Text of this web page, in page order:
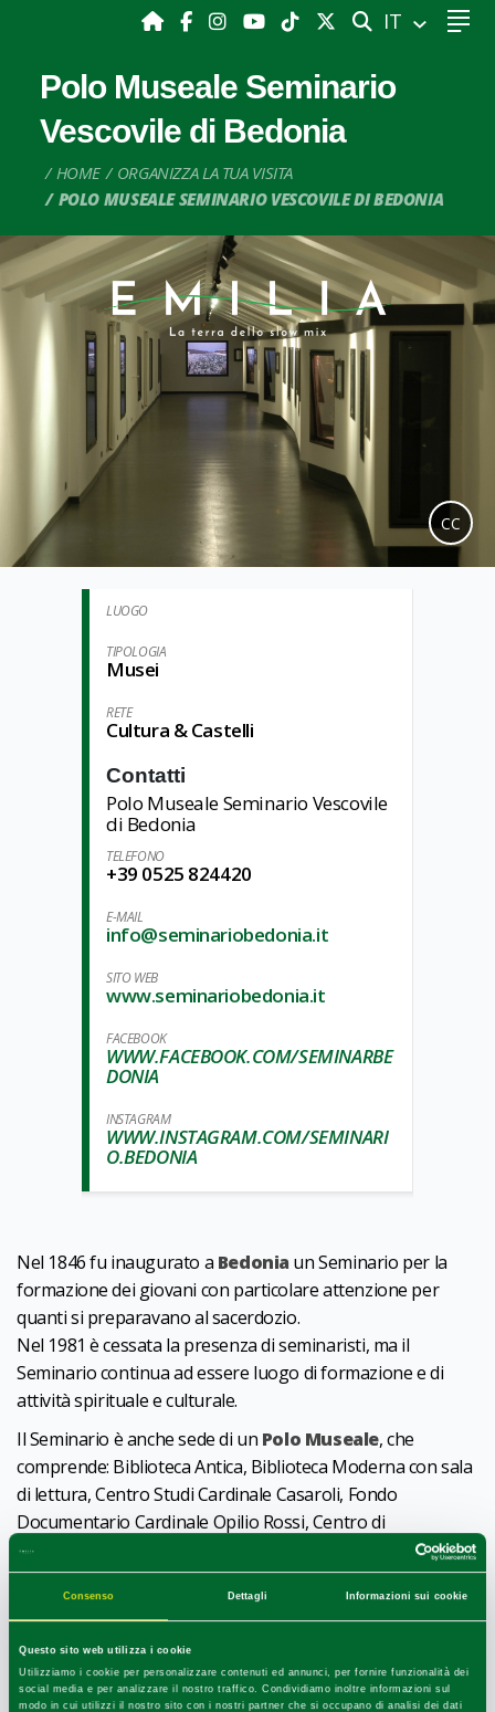
Consenso Dettagli Informazioni sui cookie
Questo sito web utilizza i cookie
Utilizziamo i cookie per personalizzare contenuti ed annunci, per fornire funzionalità dei
social media e per analizzare il nostro traffico. Condividiamo inoltre informazioni sul
modo in cui utilizzi il nostro sito con i nostri partner che si occupano di analisi dei dati
CERCA
IT
Polo Museale Seminario
Vescovile di Bedonia
HOME
ORGANIZZA LA TUA VISITA
POLO MUSEALE SEMINARIO VESCOVILE DI BEDONIA
CC
LUOGO
TIPOLOGIA
Musei
RETE
Cultura & Castelli
Contatti
Polo Museale Seminario Vescovile
di Bedonia
TELEFONO
+39 0525 824420
E-MAIL
info@seminariobedonia.it
SITO WEB
www.seminariobedonia.it
FACEBOOK
WWW.FACEBOOK.COM/SEMINARBE
DONIA
INSTAGRAM
WWW.INSTAGRAM.COM/SEMINARI
O.BEDONIA
Nel 1846 fu inaugurato a Bedonia un Seminario per la
formazione dei giovani con particolare attenzione per
quanti si preparavano al sacerdozio.
Nel 1981 è cessata la presenza di seminaristi, ma il
Seminario continua ad essere luogo di formazione e di
attività spirituale e culturale.
Il Seminario è anche sede di un Polo Museale, che
comprende: Biblioteca Antica, Biblioteca Moderna con sala
di lettura, Centro Studi Cardinale Casaroli, Fondo
Documentario Cardinale Opilio Rossi, Centro di
Documentazione sull’Emigrazione, Quadreria, Opera
Omnia di Romeo Musa xilografo – poeta – scrittore,
Museo di Storia Naturale,Museo Archeologico
Devozione Popolare
Disponibilità di audioguida in italiano e in inglese.